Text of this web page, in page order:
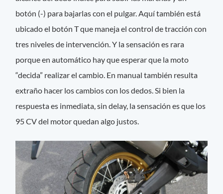
botón (-) para bajarlas con el pulgar. Aquí también está
ubicado el botón T que maneja el control de tracción con
tres niveles de intervención. Y la sensación es rara
porque en automático hay que esperar que la moto
“decida” realizar el cambio. En manual también resulta
extraño hacer los cambios con los dedos. Si bien la
respuesta es inmediata, sin delay, la sensación es que los
95 CV del motor quedan algo justos.